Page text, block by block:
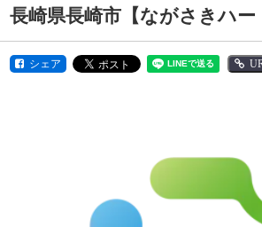
長崎県長崎市【ながさきハ
シェア